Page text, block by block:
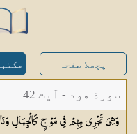
پچھلا صفحہ
سورة ھود - آیت 42
وَهِيَ تَجْرِي بِهِمْ فِي مَوْجٍ كَالْجِبَالِ